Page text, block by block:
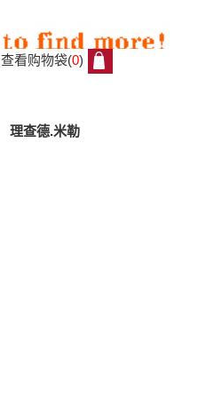
查看购物袋(0)
理查德.米勒